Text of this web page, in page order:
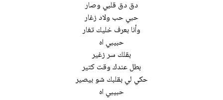
دق دق قلبي وصار
حبي حب ولاد زغار
وأنا بعرف خليك تغار
حبيبي اه
بقلك سر زغير
بطل عندك وقت كتير
حكي لي بقلبك شو بيصير
حبيبي اه